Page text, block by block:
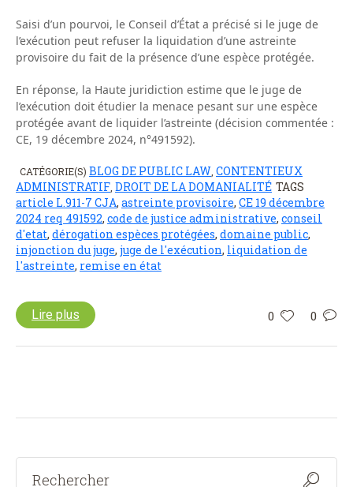
Saisi d’un pourvoi, le Conseil d’État a précisé si le juge de
l’exécution peut refuser la liquidation d’une astreinte
provisoire du fait de la présence d’une espèce protégée.
En réponse, la Haute juridiction estime que le juge de
l’exécution doit étudier la menace pesant sur une espèce
protégée avant de liquider l’astreinte (décision commentée :
CE, 19 décembre 2024, n°491592).
CATÉGORIE(S) BLOG DE PUBLIC LAW CONTENTIEUX
ADMINISTRATIF DROIT DE LA DOMANIALITÉ TAGS
article L.911-7 CJA, astreinte provisoire, CE 19 décembre
2024 req 491592, code de justice administrative, conseil
d'etat, dérogation espèces protégées, domaine public,
injonction du juge, juge de l'exécution, liquidation de
l'astreinte, remise en état
0 0
Lire plus